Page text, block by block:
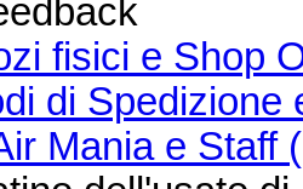
fisici e Shop
di Spedizione
Mania e Staff